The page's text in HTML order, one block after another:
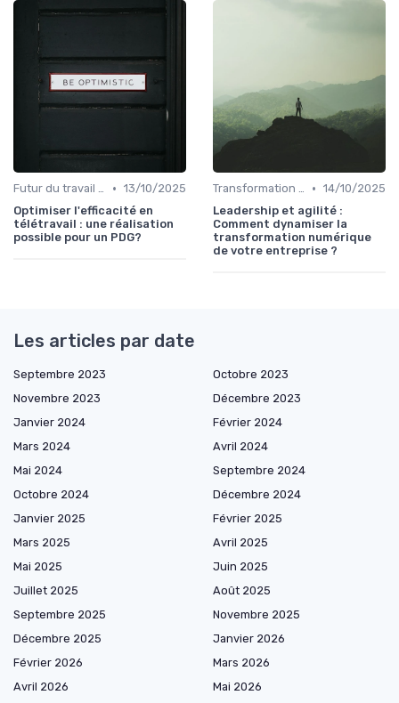
Futur du travail & des organisations • 13/10/2025
Optimiser l'efficacité en
télétravail : une réalisation
possible pour un PDG?
Transformation digitale de l’entreprise • 14/10/2025
Leadership et agilité :
Comment dynamiser la
transformation numérique
de votre entreprise ?
Les articles par date
Septembre 2023
Octobre 2023
Novembre 2023
Décembre 2023
Janvier 2024
Février 2024
Mars 2024
Avril 2024
Mai 2024
Septembre 2024
Octobre 2024
Décembre 2024
Janvier 2025
Février 2025
Mars 2025
Avril 2025
Mai 2025
Juin 2025
Juillet 2025
Août 2025
Septembre 2025
Novembre 2025
Décembre 2025
Janvier 2026
Février 2026
Mars 2026
Avril 2026
Mai 2026